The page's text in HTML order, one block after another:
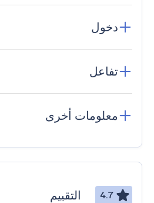
دخول
تفاعل
معلومات أخرى
4.7 التقييم